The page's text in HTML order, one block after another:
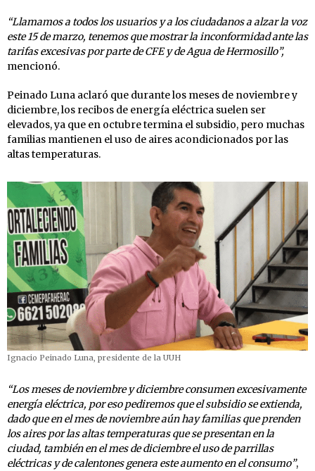
“Llamamos a todos los usuarios y a los ciudadanos a alzar la voz
este 15 de marzo, tenemos que mostrar la inconformidad ante las
tarifas excesivas por parte de CFE y de Agua de Hermosillo”,
mencionó.
Peinado Luna aclaró que durante los meses de noviembre y
diciembre, los recibos de energía eléctrica suelen ser
elevados, ya que en octubre termina el subsidio, pero muchas
familias mantienen el uso de aires acondicionados por las
altas temperaturas.
Ignacio Peinado Luna, presidente de la UUH
“Los meses de noviembre y diciembre consumen excesivamente
energía eléctrica, por eso pediremos que el subsidio se extienda,
dado que en el mes de noviembre aún hay familias que prenden
los aires por las altas temperaturas que se presentan en la
ciudad, también en el mes de diciembre el uso de parrillas
eléctricas y de calentones genera este aumento en el consumo”,